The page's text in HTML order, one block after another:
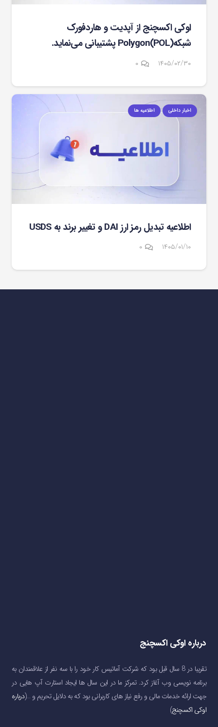
اوکی اکسچنج از آپدیت و هاردفورک
شبکهPolygon(POL) پشتیبانی می‌نماید.
۱۴۰۵/۰۲/۳۰ ۰
اخبار داخلی اطلاعیه ها
اطلاعیه تبدیل رمز ارز DAI و تغییر برند به USDS
۱۴۰۵/۰۱/۱۰ ۰
درباره اوکی اکسچنج
تقریبا در 8 سال قبل بود که شرکت آماتیس کار خود را با سه نفر از علاقمندان به
برنامه نویسی وب آغاز کرد. تمرکز ما در این سال ها ایجاد استارت آپ هایی در
جهت ارائه خدمات مالی و رفع نیاز های کاربرانی بود که به دلایل تحریم و …(درباره
اوکی اکسچنج)